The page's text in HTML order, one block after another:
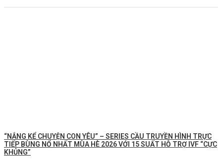
“NẮNG KỂ CHUYỆN CON YÊU” – SERIES CẦU TRUYỀN HÌNH TRỰC
TIẾP BÙNG NỔ NHẤT MÙA HÈ 2026 VỚI 15 SUẤT HỖ TRỢ IVF “CỰC
KHỦNG”